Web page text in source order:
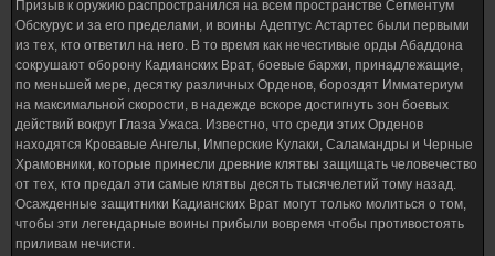
Призыв к оружию распространился на всем пространстве Сегментум
Обскурус и за его пределами, и воины Адептус Астартес были первыми
из тех, кто ответил на него. В то время как нечестивые орды Абаддона
сокрушают оборону Кадианских Врат, боевые баржи, принадлежащие,
по меньшей мере, десятку различных Орденов, бороздят Имматериум
на максимальной скорости, в надежде вскоре достигнуть зон боевых
действий вокруг Глаза Ужаса. Известно, что среди этих Орденов
находятся Кровавые Ангелы, Имперские Кулаки, Саламандры и Черные
Храмовники, которые принесли древние клятвы защищать человечество
от тех, кто предал эти самые клятвы десять тысячелетий тому назад.
Осажденные защитники Кадианских Врат могут только молиться о том,
чтобы эти легендарные воины прибыли вовремя чтобы противостоять
приливам нечисти.